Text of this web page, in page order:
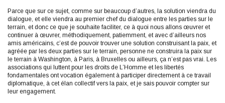
Parce que sur ce sujet, comme sur beaucoup d’autres, la solution viendra du
dialogue, et elle viendra au premier chef du dialogue entre les parties sur le
terrain, et donc ce que je souhaite faciliter, ce à quoi nous allons œuvrer et
continuer à œuvrer, méthodiquement, patiemment, et avec d’ailleurs nos
amis américains, c’est de pouvoir trouver une solution construisant la paix, et
agréée par les deux parties sur le terrain, personne ne construira la paix sur
le terrain à Washington, à Paris, à Bruxelles ou ailleurs, ça n’est pas vrai. Les
associations qui luttent pour les droits de L’Homme et les libertés
fondamentales ont vocation également à participer directement à ce travail
diplomatique, à cet élan collectif vers la paix, et je sais pouvoir compter sur
leur engagement.